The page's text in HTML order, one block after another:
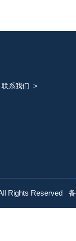
联系我们 >
Rights Reserved